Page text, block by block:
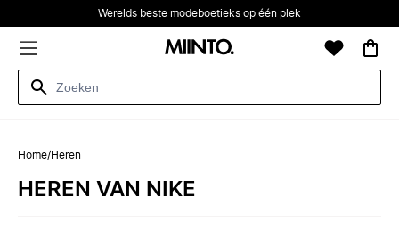
Werelds beste modeboetieks op één plek
Home/Heren
HEREN VAN NIKE